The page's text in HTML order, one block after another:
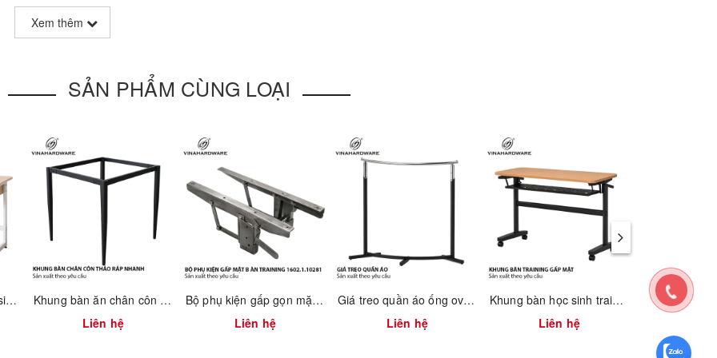
cấp
Xem thêm
SẢN PHẨM CÙNG LOẠI
Khung bàn học sinh – sinh viên 750mm tháo ráp nhanh Vinahardware 2300.1.34805
Khung bàn ăn chân côn tháo ráp nhanh 2300.1.73736
Liên hệ
Bộ phụ kiện gấp gọn mặt bàn training 1602.1.10281
Liên hệ
Giá treo quần áo ống oval 1900.1.13506
Liên hệ
Khung bàn học sinh training gấp mặt xếp gọn có hộc bàn Vinahardware - 2300.1.07409
Liên hệ